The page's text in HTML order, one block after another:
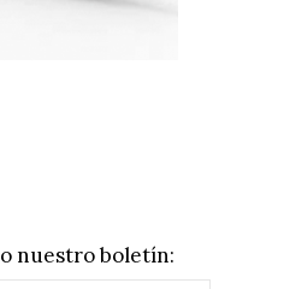
nuestro boletín: